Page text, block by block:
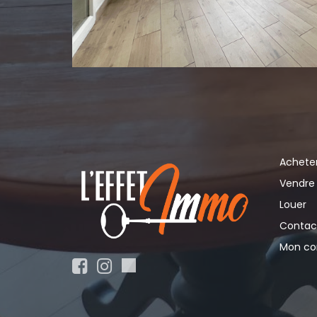
Vendre
Louer
Mon